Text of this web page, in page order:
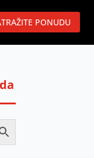
PONUDU